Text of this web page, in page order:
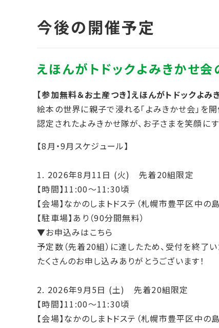
【参加無料＆お土産つき】えほんがトドックよみ
絵本の世界に親子で浸れる「よみきかせ会」を開
認定されたよみきかせ隊が、お子さまを笑顔に
【8月・9月スケジュール】
1. 2026年8月11日 (火) 先着20組限定
【時間】11:00～11:30頃
【会場】なかのしまトドステ（札幌市豊平区中の
【駐車場】あり（90分間無料）
▼お申込みはこちら
予定数（先着20組）に達したため、受付を終了い
たくさんのお申し込みありがとうございます！
2. 2026年9月5日 (土) 先着20組限定
【時間】11:00～11:30頃
【会場】なかのしまトドステ（札幌市豊平区中の